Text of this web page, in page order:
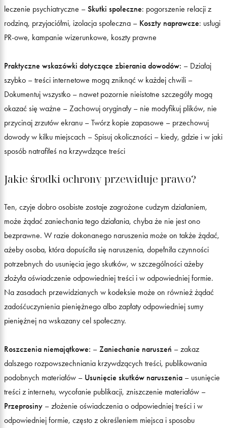
leczenie psychiatryczne – Skutki społeczne: pogorszenie relacji z
rodziną, przyjaciółmi, izolacja społeczna – Koszty naprawcze: usługi
PR-owe, kampanie wizerunkowe, koszty prawne
Praktyczne wskazówki dotyczące zbierania dowodów: – Działaj
szybko – treści internetowe mogą zniknąć w każdej chwili –
Dokumentuj wszystko – nawet pozornie nieistotne szczegóły mogą
okazać się ważne – Zachowuj oryginały – nie modyfikuj plików, nie
przycinaj zrzutów ekranu – Twórz kopie zapasowe – przechowuj
dowody w kilku miejscach – Spisuj okoliczności – kiedy, gdzie i w jaki
sposób natrafiłeś na krzywdzące treści
Jakie środki ochrony przewiduje prawo?
Ten, czyje dobro osobiste zostaje zagrożone cudzym działaniem,
może żądać zaniechania tego działania, chyba że nie jest ono
bezprawne. W razie dokonanego naruszenia może on także żądać,
ażeby osoba, która dopuściła się naruszenia, dopełniła czynności
potrzebnych do usunięcia jego skutków, w szczególności ażeby
złożyła oświadczenie odpowiedniej treści i w odpowiedniej formie.
Na zasadach przewidzianych w kodeksie może on również żądać
zadośćuczynienia pieniężnego albo zapłaty odpowiedniej sumy
pieniężnej na wskazany cel społeczny.
Roszczenia niemajątkowe: – Zaniechanie naruszeń – zakaz
dalszego rozpowszechniania krzywdzących treści, publikowania
podobnych materiałów – Usunięcie skutków naruszenia – usunięcie
treści z internetu, wycofanie publikacji, zniszczenie materiałów –
Przeprosiny – złożenie oświadczenia o odpowiedniej treści i w
odpowiedniej formie, często z określeniem miejsca i sposobu